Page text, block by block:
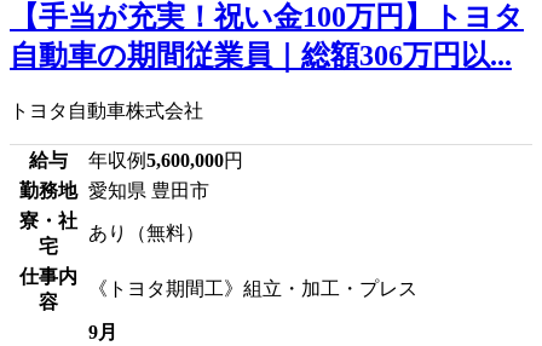
【手当が充実！祝い金100万円】トヨタ
自動車の期間従業員｜総額306万円以...
トヨタ自動車株式会社
給与 年収例5,600,000円
勤務地 愛知県 豊田市
寮・社
宅
あり（無料）
仕事内
容
《トヨタ期間工》組立・加工・プレス
9月